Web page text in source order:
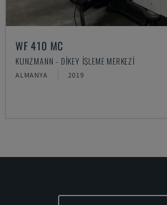
WF 410 MC
KUNZMANN - DIKEY İŞLEME MERKEZI
ALMANYA 2019